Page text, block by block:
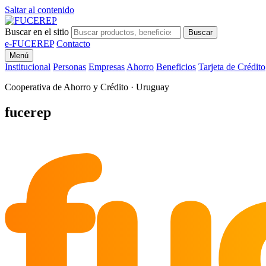
Saltar al contenido
Buscar en el sitio Buscar
e-FUCEREP Contacto
Menú
Institucional Personas Empresas Ahorro Beneficios Tarjeta de Crédito
Cooperativa de Ahorro y Crédito · Uruguay
fucerep